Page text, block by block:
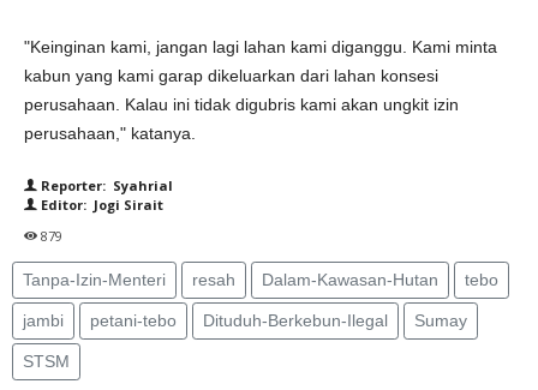
"Keinginan kami, jangan lagi lahan kami diganggu. Kami minta
kabun yang kami garap dikeluarkan dari lahan konsesi
perusahaan. Kalau ini tidak digubris kami akan ungkit izin
perusahaan," katanya.
Reporter: Syahrial
Editor: Jogi Sirait
879
Tanpa-Izin-Menteri resah Dalam-Kawasan-Hutan tebo
jambi petani-tebo Dituduh-Berkebun-Ilegal Sumay
STSM